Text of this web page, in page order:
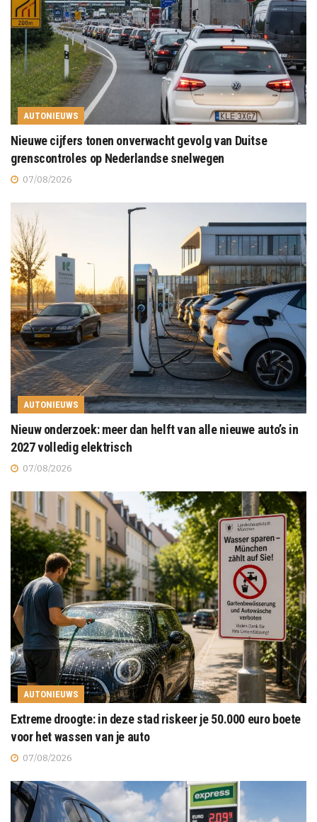
AUTONIEUWS
Nieuwe cijfers tonen onverwacht gevolg van Duitse
grenscontroles op Nederlandse snelwegen
07/08/2026
AUTONIEUWS
Nieuw onderzoek: meer dan helft van alle nieuwe auto’s in
2027 volledig elektrisch
07/08/2026
AUTONIEUWS
Extreme droogte: in deze stad riskeer je 50.000 euro boete
voor het wassen van je auto
07/08/2026